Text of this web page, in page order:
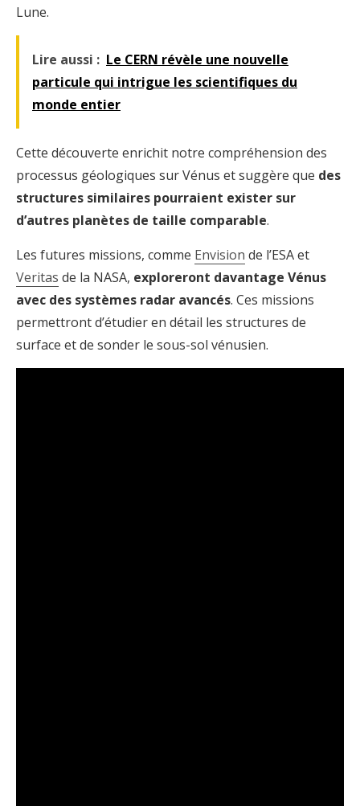
Lune.
Lire aussi : Le CERN révèle une nouvelle
particule qui intrigue les scientifiques du
monde entier
Cette découverte enrichit notre compréhension des
processus géologiques sur Vénus et suggère que des
structures similaires pourraient exister sur
d’autres planètes de taille comparable.
Les futures missions, comme Envision de l’ESA et
Veritas de la NASA, exploreront davantage Vénus
avec des systèmes radar avancés. Ces missions
permettront d’étudier en détail les structures de
surface et de sonder le sous-sol vénusien.